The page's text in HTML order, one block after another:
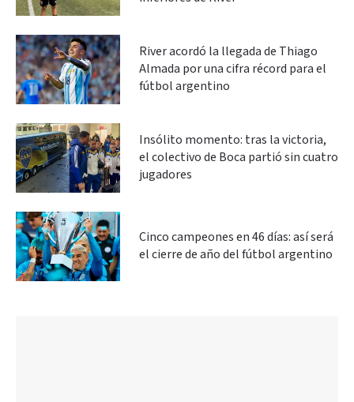
River acordó la llegada de Thiago
Almada por una cifra récord para el
fútbol argentino
Insólito momento: tras la victoria,
el colectivo de Boca partió sin cuatro
jugadores
Cinco campeones en 46 días: así será
el cierre de año del fútbol argentino